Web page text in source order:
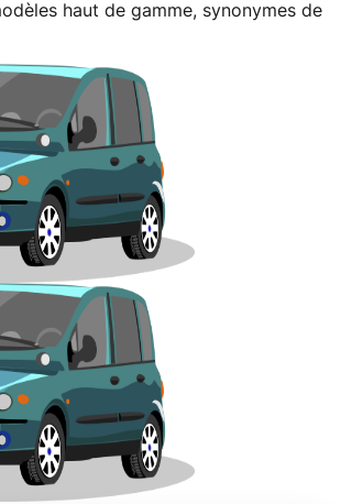
haut de gamme, synonymes de